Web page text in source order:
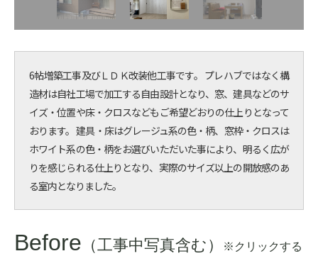
6帖増築工事及びＬＤＫ改装他工事です。 プレハブではなく構
造材は自社工場で加工する自由設計となり、窓、建具などのサ
イズ・位置や床・クロスなどもご希望どおりの仕上りとなって
おります。 建具・床はグレージュ系の色・柄、窓枠・クロスは
ホワイト系の色・柄をお選びいただいた事により、明るく広が
りを感じられる仕上りとなり、実際のサイズ以上の開放感のあ
る室内となりました。
Before （工事中写真含む）
※クリックする